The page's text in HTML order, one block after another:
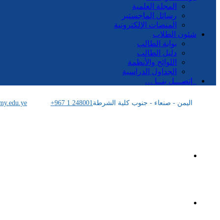
المجلة العلمية
رسائل الماجستير
المنصات الإلكترونية
شئون الطلاب
بوابة الطالب
دليل الطالب
اللوائح والأنظمة
الجداول الدراسية
إتصـــل بنــا …
اليمن - صنعاء - جنوب كلية الشرطة+967 1 248001